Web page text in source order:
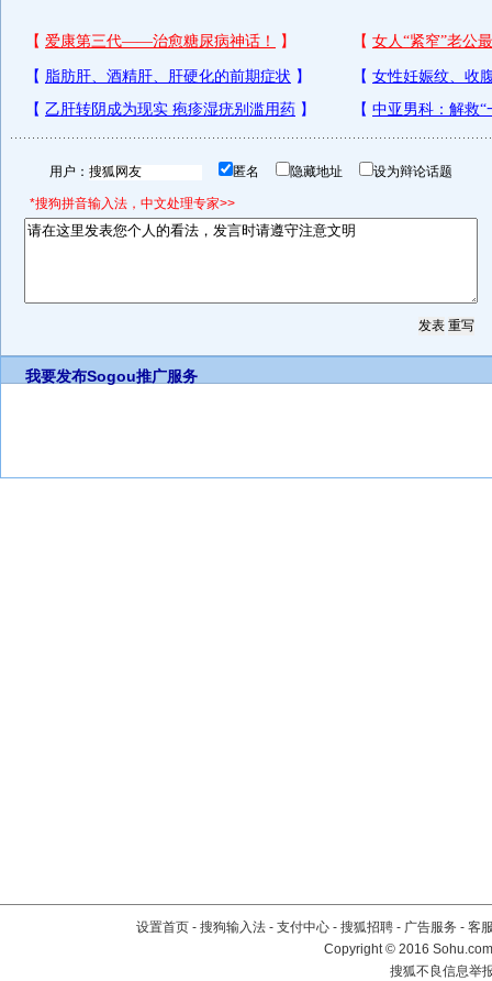
用户： 匿名 隐藏地址 设为辩论话题
*搜狗拼音输入法，中文处理专家>>
我要发布Sogou推广服务
设置首页 - 搜狗输入法 - 支付中心 - 搜狐招聘 - 广告服务 - 客
Copyright©2016
搜狐不良信息举